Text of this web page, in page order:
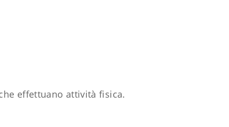
effettuano attività fisica.